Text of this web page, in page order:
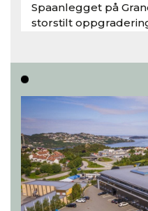
Spaanlegget på
storstilt
Les hele artikkelen